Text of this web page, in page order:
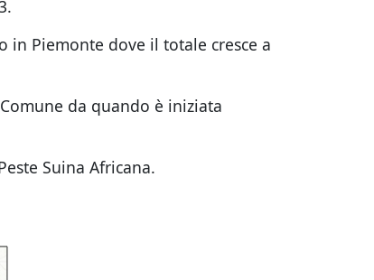
in Piemonte dove il totale cresce a
da quando è iniziata
Suina Africana.